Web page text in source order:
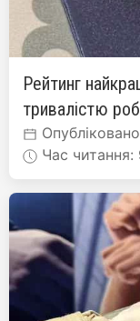
Рейтинг
тривалістю
Час читання: